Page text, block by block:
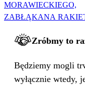
MORAWIECKIEGO,
ZABŁĄKANA
Zróbmy to
Będziemy mogli
wyłącznie wtedy,